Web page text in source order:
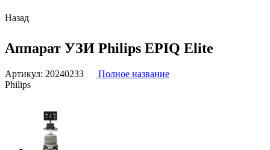
Назад
Аппарат УЗИ Philips EPIQ Elite
Артикул: 20240233
Полное название
Philips